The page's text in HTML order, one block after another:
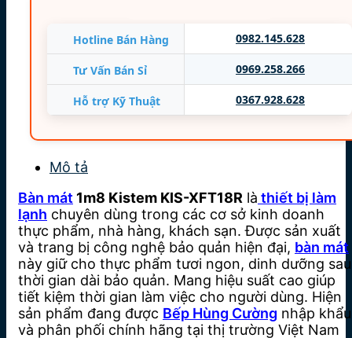
Hotline Bán Hàng 0982.145.628
Tư Vấn Bán Sỉ 0969.258.266
Hỗ trợ Kỹ Thuật 0367.928.628
Mô tả
Bàn mát 1m8 Kistem KIS-XFT18R là thiết bị làm
lạnh chuyên dùng trong các cơ sở kinh doanh
thực phẩm, nhà hàng, khách sạn. Được sản xuất
và trang bị công nghệ bảo quản hiện đại, bàn mát
này giữ cho thực phẩm tươi ngon, dinh dưỡng sau
thời gian dài bảo quản. Mang hiệu suất cao giúp
tiết kiệm thời gian làm việc cho người dùng. Hiện
sản phẩm đang được Bếp Hùng Cường nhập khẩu
và phân phối chính hãng tại thị trường Việt Nam